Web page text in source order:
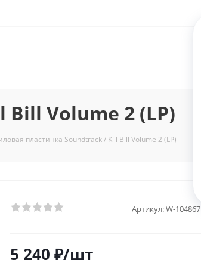
Volume 2 (LP)
пластинка Soundtrack / Kill Bill Volume 2 (LP)
Артикул:W-104867
5 240 ₽/шт